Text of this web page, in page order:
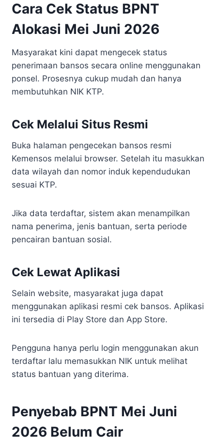
Cara Cek Status BPNT
Alokasi Mei Juni 2026
Masyarakat kini dapat mengecek status
penerimaan bansos secara online menggunakan
ponsel. Prosesnya cukup mudah dan hanya
membutuhkan NIK KTP.
Cek Melalui Situs Resmi
Buka halaman pengecekan bansos resmi
Kemensos melalui browser. Setelah itu masukkan
data wilayah dan nomor induk kependudukan
sesuai KTP.
Jika data terdaftar, sistem akan menampilkan
nama penerima, jenis bantuan, serta periode
pencairan bantuan sosial.
Cek Lewat Aplikasi
Selain website, masyarakat juga dapat
menggunakan aplikasi resmi cek bansos. Aplikasi
ini tersedia di Play Store dan App Store.
Pengguna hanya perlu login menggunakan akun
terdaftar lalu memasukkan NIK untuk melihat
status bantuan yang diterima.
Penyebab BPNT Mei Juni
2026 Belum Cair